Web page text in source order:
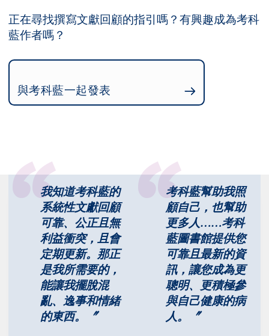
正在尋找撰寫文獻回顧的指引嗎？有興趣成為考科
藍作者嗎？
與考科藍一起發表
我知道考科藍的
系統性文獻回顧
可靠、公正且無
利益衝突，且會
定期更新。那正
是我所需要的，
能讓我擺脫混
亂、逸事和情緒
的東西。〞
考科藍幫助我照
顧自己，也幫助
更多人……考科
藍圖書館提供您
可靠且最新的資
訊，讓您成為更
聰明、更積極參
與自己健康的病
人。〞